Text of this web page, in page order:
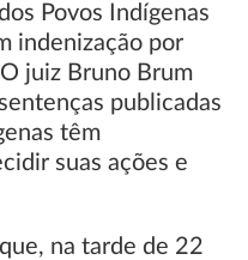
Povos Indígenas
indenização por
juiz Bruno Brum
publicadas
têm
suas ações e
na tarde de 22